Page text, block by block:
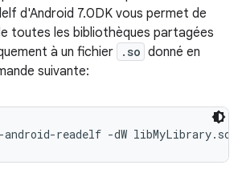
d'Android 7.0DK vous permet de
toutes les bibliothèques partagées
à un fichier
.so donné en
suivante: